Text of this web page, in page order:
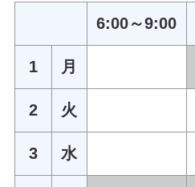
6:00～9:00
1 月
2 火
3 水